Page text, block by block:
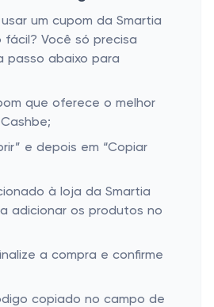
um cupom da Smartia
fácil? Você só precisa
passo abaixo para
que oferece o melhor
e depois em “Copiar
à loja da Smartia
adicionar os produtos no
a compra e confirme
copiado no campo de